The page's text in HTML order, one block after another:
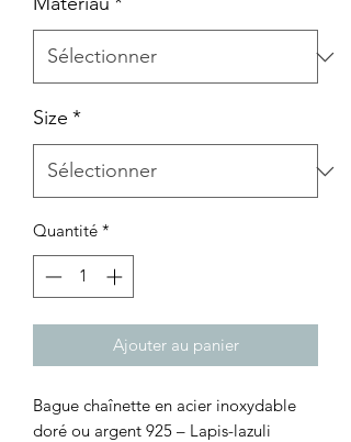
Size *
Quantité *
Ajouter au panier
Bague chaînette en acier inoxydable
doré ou argent 925 – Lapis-lazuli